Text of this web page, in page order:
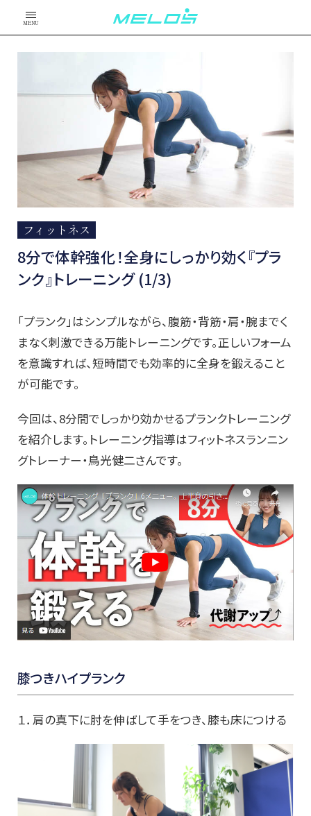
MENU
フィットネス
8分で体幹強化！全身にしっかり効く『プラ
ンク』トレーニング (1/3)
「プランク」はシンプルながら、腹筋・背筋・肩・腕までく
まなく刺激できる万能トレーニングです。正しいフォーム
を意識すれば、短時間でも効率的に全身を鍛えること
が可能です。
今回は、8分間でしっかり効かせるプランクトレーニング
を紹介します。トレーニング指導はフィットネスランニン
グトレーナー・鳥光健二さんです。
膝つきハイプランク
１．肩の真下に肘を伸ばして手をつき、膝も床につける